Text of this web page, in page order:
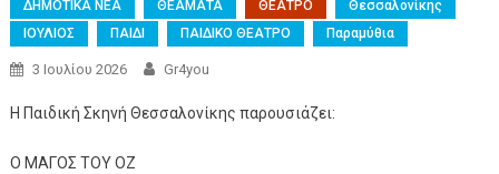
ΔΗΜΟΤΙΚΑ ΝΕΑ
ΘΕΑΜΑΤΑ ΘΕΑΤΡΟ
Θεσσαλονίκης
ΙΟΥΛΙΟΣ
ΠΑΙΔΙ ΠΑΙΔΙΚΟ ΘΕΑΤΡΟ Παραμύθια
3 Ιουλίου 2026 Gr4you
Η Παιδική Σκηνή Θεσσαλονίκης παρουσιάζει:
Ο ΜΑΓΟΣ ΤΟΥ ΟΖ